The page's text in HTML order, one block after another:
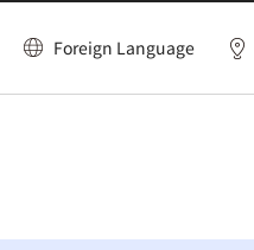
Foreign Language